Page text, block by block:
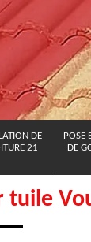
DE
21
POSE
DE
tuile